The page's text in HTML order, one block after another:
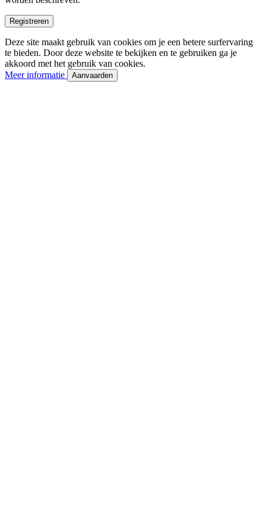
Registreren
Deze site maakt gebruik van cookies om je een betere surfervaring
te bieden. Door deze website te bekijken en te gebruiken ga je
akkoord met het gebruik van cookies.
Meer informatie
Aanvaarden